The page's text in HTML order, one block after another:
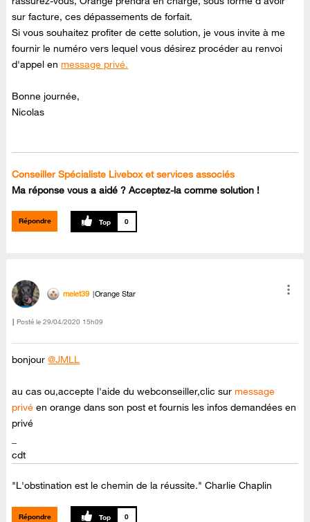
sur facture, ces dépassements de forfait.
Si vous souhaitez profiter de cette solution, je vous invite à me
fournir le numéro vers lequel vous désirez procéder au renvoi
d'appel enmessage privé.
Bonne journée,
Nicolas
Conseiller Spécialiste Livebox et services associés
Ma réponse vous a aidé ? Acceptez-la comme solution !
Répondre 0
melet39 Orange Star
Posté le ‎29/04/2020 15h09
bonjour@JMLL
au cas ou,accepte l'aide du webconseiller,clic surmessage
privé en orange dans son post et fournis les infos demandées en
privé
cdt
"L'obstination est le chemin de la réussite." Charlie Chaplin
Répondre 0